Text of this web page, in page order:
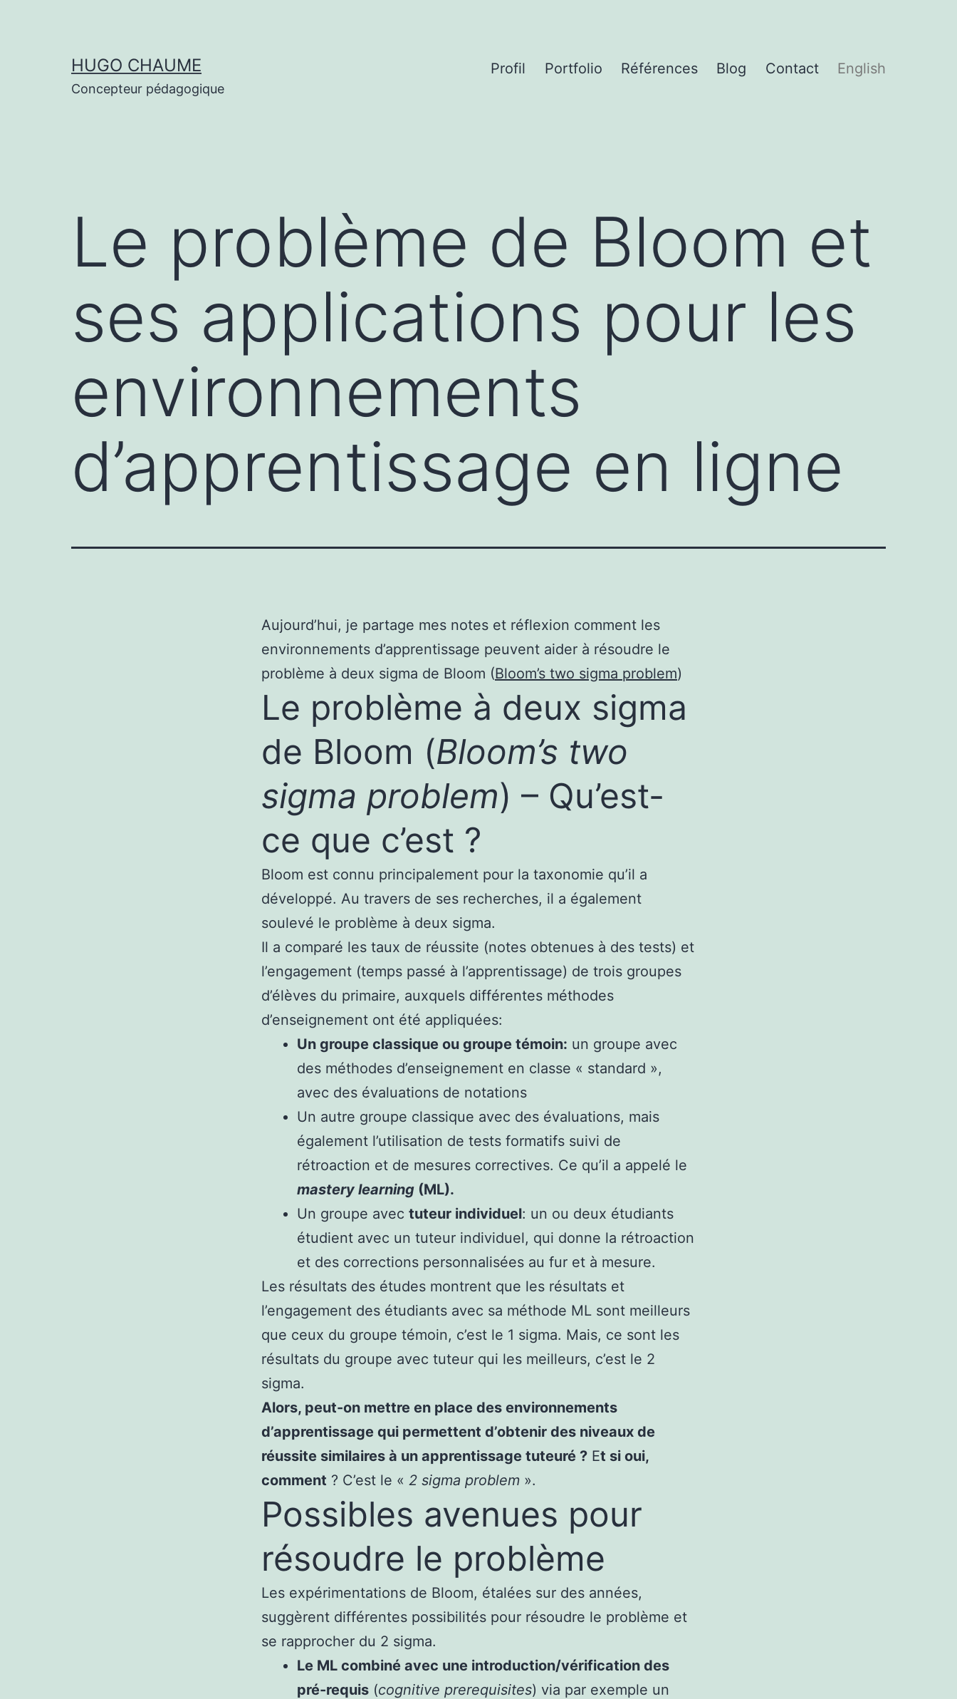
HUGO CHAUME
Concepteur pédagogique
Profil Portfolio Références Blog Contact English
Le problème de Bloom et
ses applications pour les
environnements
d’apprentissage en ligne
Aujourd’hui, je partage mes notes et réflexion comment les
environnements d’apprentissage peuvent aider à résoudre le
problème à deux sigma de Bloom (Bloom’s two sigma problem)
Le problème à deux sigma
de Bloom (Bloom’s two
sigma problem) – Qu’est-
ce que c’est ?
Bloom est connu principalement pour la taxonomie qu’il a
développé. Au travers de ses recherches, il a également
soulevé le problème à deux sigma.
Il a comparé les taux de réussite (notes obtenues à des tests) et
l’engagement (temps passé à l’apprentissage) de trois groupes
d’élèves du primaire, auxquels différentes méthodes
d’enseignement ont été appliquées:
Un groupe classique ou groupe témoin: un groupe avec
des méthodes d’enseignement en classe « standard »,
avec des évaluations de notations
Un autre groupe classique avec des évaluations, mais
également l’utilisation de tests formatifs suivi de
rétroaction et de mesures correctives. Ce qu’il a appelé le
mastery learning (ML).
Un groupe avec tuteur individuel: un ou deux étudiants
étudient avec un tuteur individuel, qui donne la rétroaction
et des corrections personnalisées au fur et à mesure.
Les résultats des études montrent que les résultats et
l’engagement des étudiants avec sa méthode ML sont meilleurs
que ceux du groupe témoin, c’est le 1 sigma. Mais, ce sont les
résultats du groupe avec tuteur qui les meilleurs, c’est le 2
sigma.
Alors, peut-on mettre en place des environnements
d’apprentissage qui permettent d’obtenir des niveaux de
réussite similaires à un apprentissage tuteuré ? Et si oui,
comment ? C’est le « 2 sigma problem ».
Possibles avenues pour
résoudre le problème
Les expérimentations de Bloom, étalées sur des années,
suggèrent différentes possibilités pour résoudre le problème et
se rapprocher du 2 sigma.
Le ML combiné avec une introduction/vérification des
pré-requis (cognitive prerequisites) via par exemple un